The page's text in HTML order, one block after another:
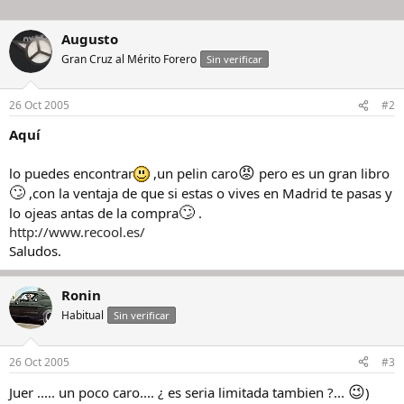
Augusto
Gran Cruz al Mérito Forero Sin verificar
26 Oct 2005 #2
Aquí
lo puedes encontrar ,un pelin caro😡 pero es un gran libro
🙄 ,con la ventaja de que si estas o vives en Madrid te pasas y
lo ojeas antas de la compra🙄 .
http://www.recool.es/
Saludos.
Ronin
Habitual Sin verificar
26 Oct 2005 #3
Juer ..... un poco caro.... ¿ es seria limitada tambien ?... 😉)